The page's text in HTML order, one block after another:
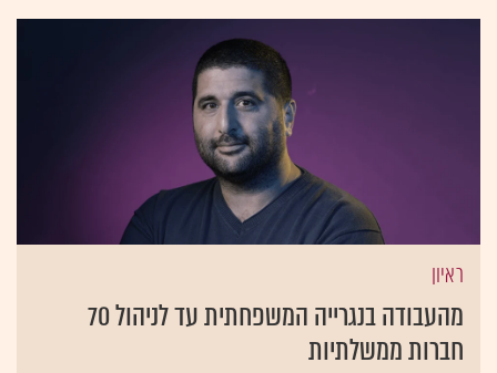
ראיון
מהעבודה בנגרייה המשפחתית עד לניהול 70
חברות ממשלתיות